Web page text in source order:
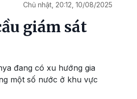
Chủ nhật, 20:12, 10/08/2025
giám sát
đang có xu hướng gia
một số nước ở khu vực